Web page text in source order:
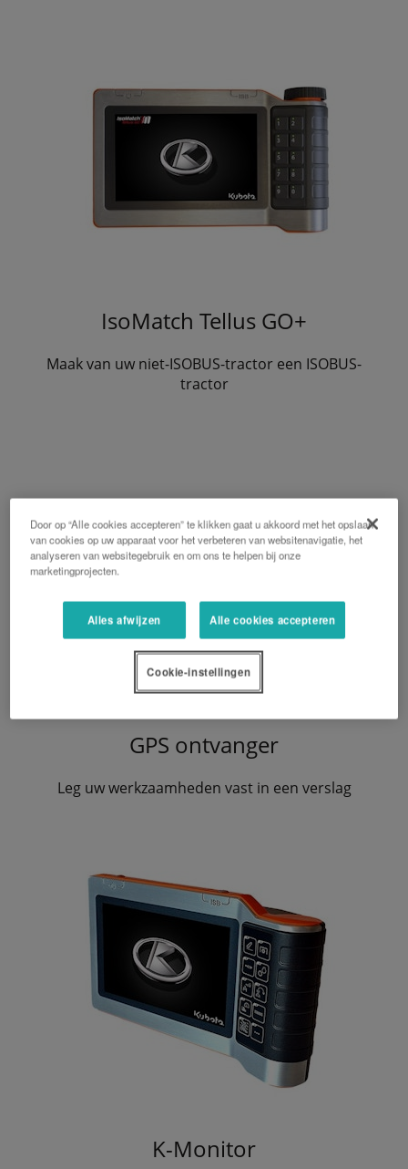
IsoMatch Tellus GO+
Maak van uw niet-ISOBUS-tractor een ISOBUS-
tractor
GPS ontvanger
Leg uw werkzaamheden vast in een verslag
K-Monitor
Door op “Alle cookies accepteren” te klikken gaat u akkoord met het opslaan
van cookies op uw apparaat voor het verbeteren van websitenavigatie, het
analyseren van websitegebruik en om ons te helpen bij onze
marketingprojecten.
Alles afwijzen Alle cookies accepteren
Cookie-instellingen